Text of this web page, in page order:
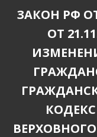
ЗАКОН РФ ОТ
ОТ